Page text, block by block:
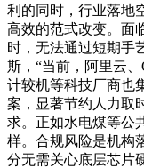
利的同时，行业落地
高效的范式改变。面
时，无法通过短期手
斯，“当前，阿里云、
计较机等科技厂商也
案，显著节约人力取
求。正如水电煤等公
样。合规风险是机构
分无需关心底层芯片